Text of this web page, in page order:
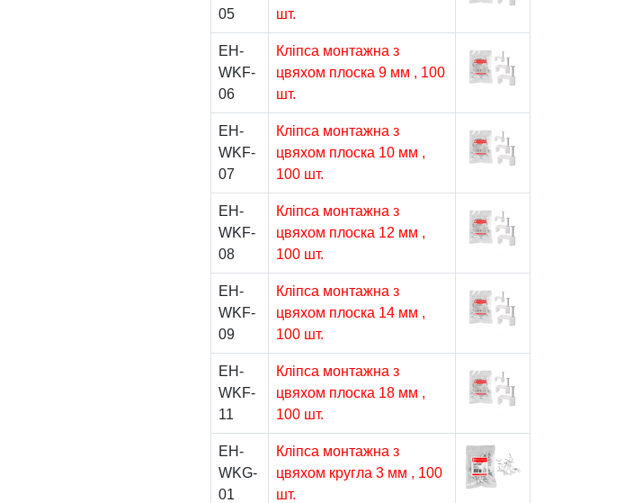
05
шт.
EH-
WKF-
06
Кліпса монтажна з
цвяхом плоска 9 мм , 100
шт.
EH-
WKF-
07
Кліпса монтажна з
цвяхом плоска 10 мм ,
100 шт.
EH-
WKF-
08
Кліпса монтажна з
цвяхом плоска 12 мм ,
100 шт.
EH-
WKF-
09
Кліпса монтажна з
цвяхом плоска 14 мм ,
100 шт.
EH-
WKF-
11
Кліпса монтажна з
цвяхом плоска 18 мм ,
100 шт.
EH-
WKG-
01
Кліпса монтажна з
цвяхом кругла 3 мм , 100
шт.